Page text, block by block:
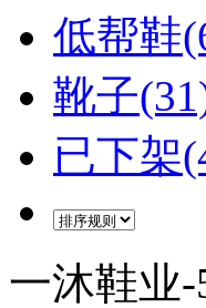
低帮鞋
靴子
已下架
一沐鞋业-